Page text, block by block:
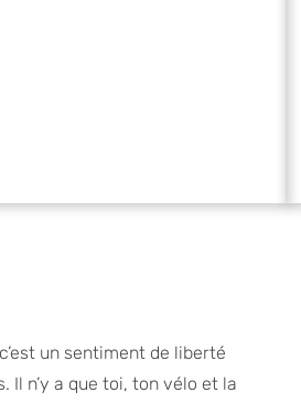
un sentiment de liberté
Il n’y a que toi, ton vélo et la